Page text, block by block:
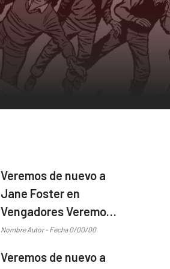
Veremos de nuevo a
Jane Foster en
Vengadores Veremos
de nuevo a Jane
...
Nombre Autor - Fecha 0/00/00
Veremos de nuevo a